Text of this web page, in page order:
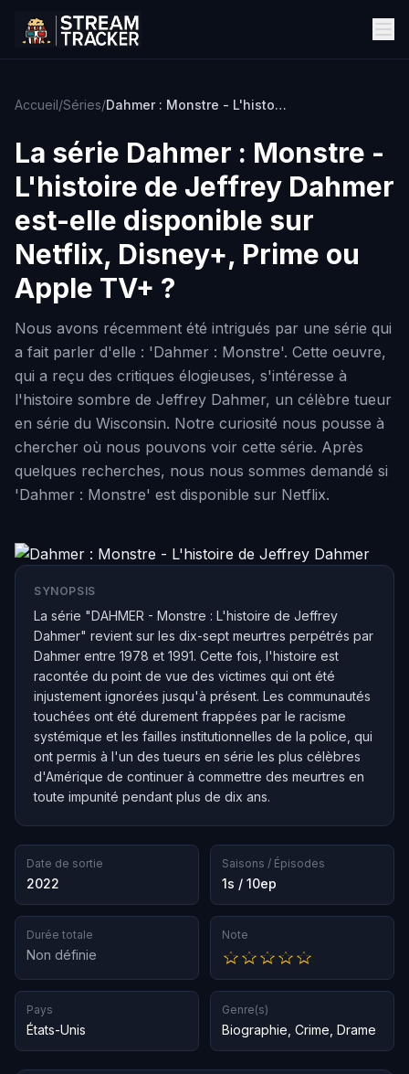
Accueil/Séries/ Dahmer : Monstre - L'histoire de Jeffrey Dahmer
La série Dahmer : Monstre -
L'histoire de Jeffrey Dahmer
est-elle disponible sur
Netflix, Disney+, Prime ou
Apple TV+ ?
Nous avons récemment été intrigués par une série qui
a fait parler d'elle : 'Dahmer : Monstre'. Cette oeuvre,
qui a reçu des critiques élogieuses, s'intéresse à
l'histoire sombre de Jeffrey Dahmer, un célèbre tueur
en série du Wisconsin. Notre curiosité nous pousse à
chercher où nous pouvons voir cette série. Après
quelques recherches, nous nous sommes demandé si
'Dahmer : Monstre' est disponible sur Netflix.
SYNOPSIS
La série "DAHMER - Monstre : L'histoire de Jeffrey
Dahmer" revient sur les dix-sept meurtres perpétrés par
Dahmer entre 1978 et 1991. Cette fois, l'histoire est
racontée du point de vue des victimes qui ont été
injustement ignorées jusqu'à présent. Les communautés
touchées ont été durement frappées par le racisme
systémique et les failles institutionnelles de la police, qui
ont permis à l'un des tueurs en série les plus célèbres
d'Amérique de continuer à commettre des meurtres en
toute impunité pendant plus de dix ans.
Date de sortie
2022
Saisons / Épisodes
1s / 10ep
Durée totale
Non définie
Note
Pays
États-Unis
Genre(s)
Biographie Crime Drame